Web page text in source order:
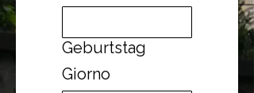
Geburtstag
Giorno